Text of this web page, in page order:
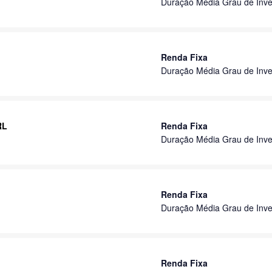
Renda Fixa
Duração Média Grau de
Renda Fixa
Duração Média Grau de
Renda Fixa
Duração Média Grau de
Renda Fixa